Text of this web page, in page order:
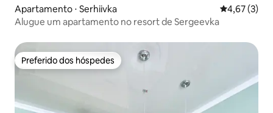
Apartamento ⋅ Serhiivka 4,67 de
4,67 (3)
Alugue um apartamento no resort de Sergeevka
Preferido dos hóspedes
Preferido dos hóspedes